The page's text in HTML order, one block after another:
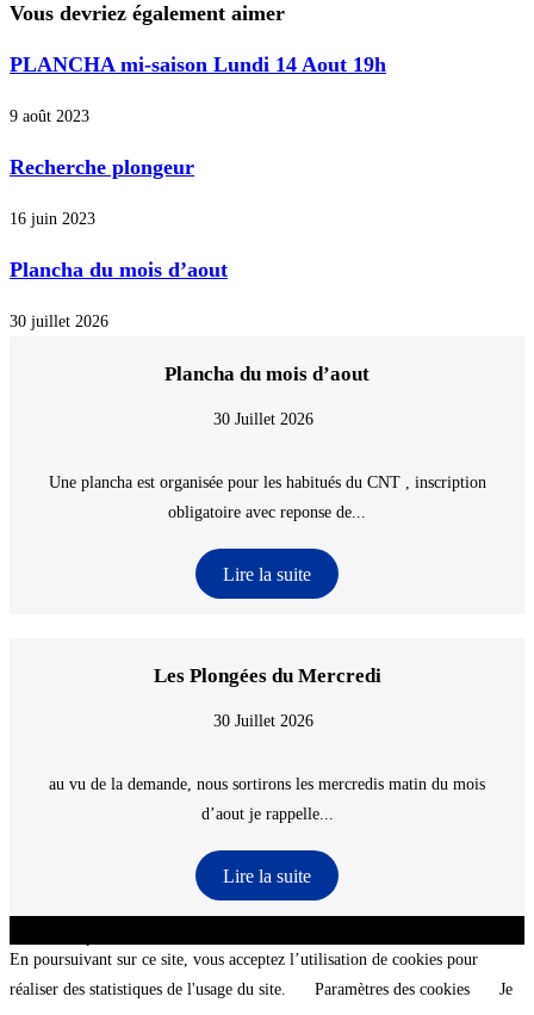
Vous devriez également aimer
PLANCHA mi-saison Lundi 14 Aout 19h
9 août 2023
Recherche plongeur
16 juin 2023
Plancha du mois d’aout
30 juillet 2026
Plancha du mois d’aout
30 Juillet 2026
Une plancha est organisée pour les habitués du CNT , inscription
obligatoire avec reponse de...
Lire la suite
Les Plongées du Mercredi
30 Juillet 2026
au vu de la demande, nous sortirons les mercredis matin du mois
d’aout je rappelle...
Lire la suite
En poursuivant sur ce site, vous acceptez l’utilisation de cookies pour
réaliser des statistiques de l'usage du site.
Paramètres des cookies
Je